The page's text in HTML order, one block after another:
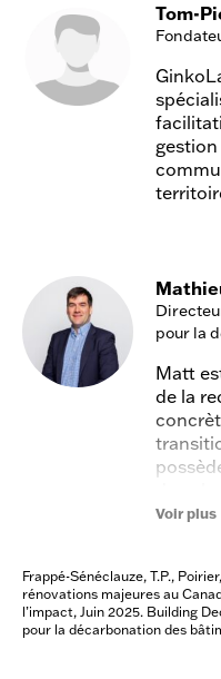
Tom-
pour la
Matt
de la
Voir plus
Frappé-Sénéclauze, T.P.,
rénovations majeures au
l’impact, Juin 2025. Building
pour la décarbonation des